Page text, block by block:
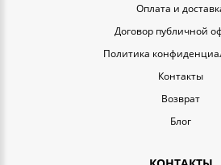
Оплата и
Договор публичной
Политика
Контакты
Возврат
Блог